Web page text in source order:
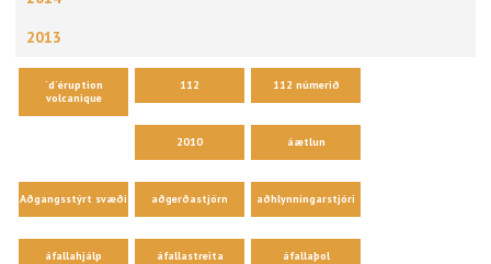
2013
´d´éruption
volcanique
112 112 númerið
2010 áætlun
Aðgangsstýrt svæði aðgerðastjórn aðhlynningarstjóri
áfallahjálp áfallastreita áfallaþol